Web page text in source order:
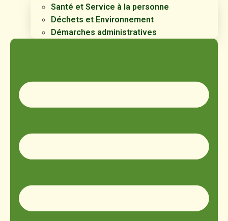
Santé et Service à la personne
Déchets et Environnement
Démarches administratives